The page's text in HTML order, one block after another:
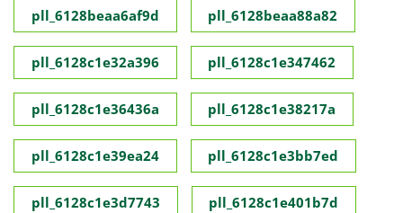
pll_6128beaa6af9d pll_6128beaa88a82
pll_6128c1e32a396 pll_6128c1e347462
pll_6128c1e36436a pll_6128c1e38217a
pll_6128c1e39ea24 pll_6128c1e3bb7ed
pll_6128c1e3d7743 pll_6128c1e401b7d